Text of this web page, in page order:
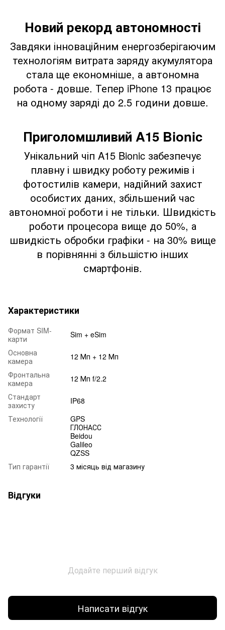
Новий рекорд автономності
Завдяки інноваційним енергозберігаючим
технологіям витрата заряду акумулятора
стала ще економніше, а автономна
робота - довше. Тепер iPhone 13 працює
на одному заряді до 2.5 години довше.
Приголомшливий A15 Bionic
Унікальний чіп A15 Bionic забезпечує
плавну і швидку роботу режимів і
фотостилів камери, надійний захист
особистих даних, збільшений час
автономної роботи і не тільки. Швидкість
роботи процесора вище до 50%, а
швидкість обробки графіки - на 30% вище
в порівнянні з більшістю інших
смартфонів.
Характеристики
Формат SIM-
карти
Sim + eSim
Основна
камера
12 Мп + 12 Мп
Фронтальна
камера
12 Мп f/2.2
Стандарт
захисту
IP68
Технології
GPS
ГЛОНАСС
Beidou
Galileo
QZSS
Тип гарантії
3 місяць від магазину
Відгуки
Додайте перший відгук
Написати відгук